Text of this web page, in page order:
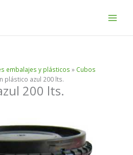
embalajes y plásticos » Cubos
plástico azul 200 lts.
200 lts.